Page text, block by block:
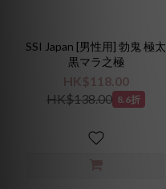
SSI Japan [男性用] 勃鬼 極太
黒マラ之極
HK$118.00
HK$138.00 8.6折